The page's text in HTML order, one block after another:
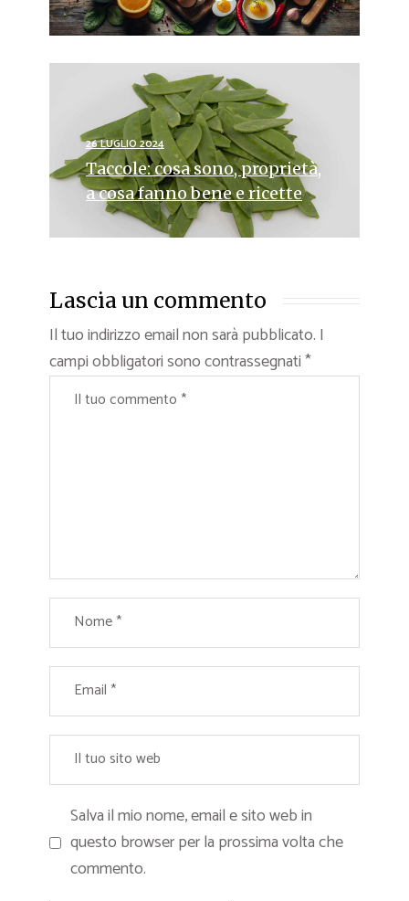
26 LUGLIO 2024
Taccole: cosa sono, proprietà,
a cosa fanno bene e ricette
Lascia un commento
Il tuo indirizzo email non sarà pubblicato. I
campi obbligatori sono contrassegnati*
Salva il mio nome, email e sito web in
questo browser per la prossima volta che
commento.